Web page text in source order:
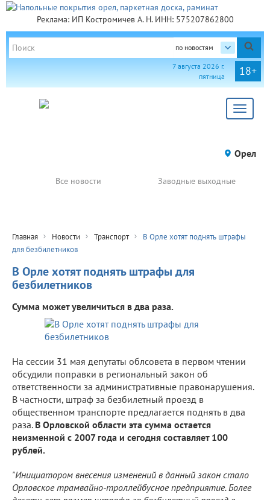
Реклама: ИП Костромичев А. Н. ИНН: 575207862800
по новостям
18+
7 августа 2026 г.
пятница
Toggle
Орел
Все новости Заводные выходные
Главная Новости Транспорт
В Орле хотят поднять штрафы
для безбилетников
В Орле хотят поднять штрафы для
безбилетников
Сумма может увеличиться в два раза.
На сессии 31 мая депутаты облсовета в первом чтении
обсудили поправки в региональный закон об
ответственности за административные правонарушения.
В частности, штраф за безбилетный проезд в
общественном транспорте предлагается поднять в два
раза. В Орловской области эта сумма остается
неизменной с 2007 года и сегодня составляет 100
рублей.
"Инициатором внесения изменений в данный закон стало
Орловское трамвайно-троллейбусное предприятие. Более